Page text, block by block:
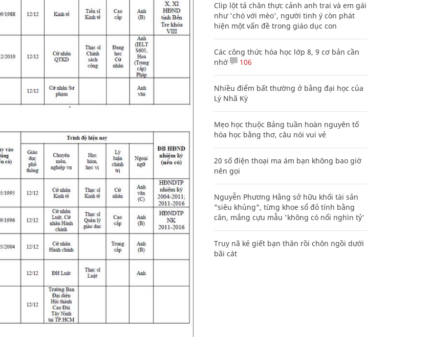
Clip lột tả chân thực cảnh anh trai và em gái
như 'chó với mèo', người tinh ý còn phát
hiện một vấn đề trong giáo dục con
Các công thức hóa học lớp 8, 9 cơ bản cần
nhớ
106
Nhiều điểm bất thường ở bằng đại học của
Lý Nhã Kỳ
Mẹo học thuộc Bảng tuần hoàn nguyên tố
hóa học bằng thơ, câu nói vui vẻ
20 số điện thoại ma ám bạn không bao giờ
nên gọi
Nguyễn Phương Hằng sở hữu khối tài sản
"siêu khủng", từng khoe sổ đỏ tính bằng
cân, mắng cựu mẫu 'không có nổi nghìn tỷ'
Truy nã kẻ giết bạn thân rồi chôn ngồi dưới
bãi cát